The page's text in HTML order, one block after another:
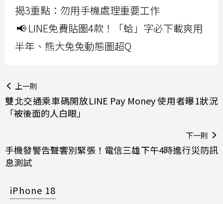
揭3重點：勿用手機處理重要工作
📢 LINE免費貼圖4款！「蛤」字必下載爽用
半年、熊大兔兔動態圖超Q
上一則
雙北交通乘車碼開放LINE Pay Money 使用者曝1狀況
「被後面的人白眼」
下一則
手機發警告聲響別緊張！電信三雄下午4時進行災防訊
息測試
iPhone 18